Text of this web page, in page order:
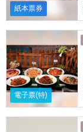
紙本票券
電子票(特)